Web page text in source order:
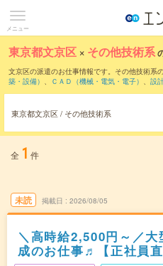
メニュー
東京都文京区 × その他技術系
文京区の派遣のお仕事情報です。その他技術系
築・設備） 、 ＣＡＤ（機械・電気・電子） 、 設
東京都文京区 / その他技術系
全 1 件
未読 掲載日 2026/08/05
＼高時給2,500円～／
成のお仕事♬【正社員直